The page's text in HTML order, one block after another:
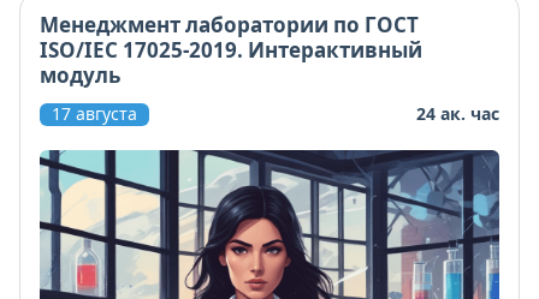
Менеджмент лаборатории по ГОСТ
ISO/IEC 17025-2019. Интерактивный
модуль
17 августа 24 ак. час